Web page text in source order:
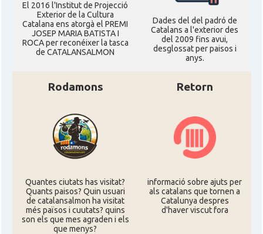
El 2016 l'Institut de Projecció
Exterior de la Cultura
Catalana ens atorgà el PREMI
JOSEP MARIA BATISTA I
ROCA per reconéixer la tasca
de CATALANSALMON
Dades del del padró de
Catalans a l'exterior des
del 2009 fins avui,
desglossat per paisos i
anys.
Rodamons
Quantes ciutats has visitat?
Quants paisos? Quin usuari
de catalansalmon ha visitat
més països i cuutats? quins
son els que mes agraden i els
que menys?
Retorn
informació sobre ajuts per
als catalans que tornen a
Catalunya despres
d'haver viscut fora